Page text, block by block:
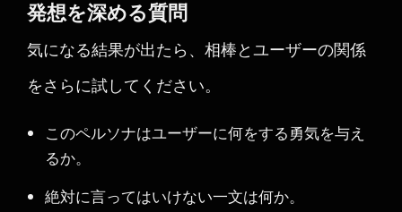
発想を深める質問
気になる結果が出たら、相棒とユーザーの関係
をさらに試してください。
このペルソナはユーザーに何をする勇気を与え
るか。
絶対に言ってはいけない一文は何か。